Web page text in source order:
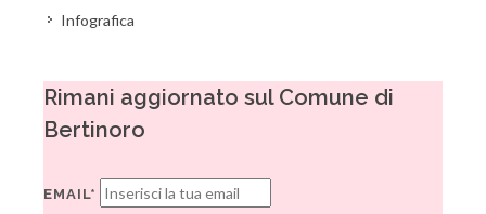
Infografica
Rimani aggiornato sul Comune di
Bertinoro
EMAIL*